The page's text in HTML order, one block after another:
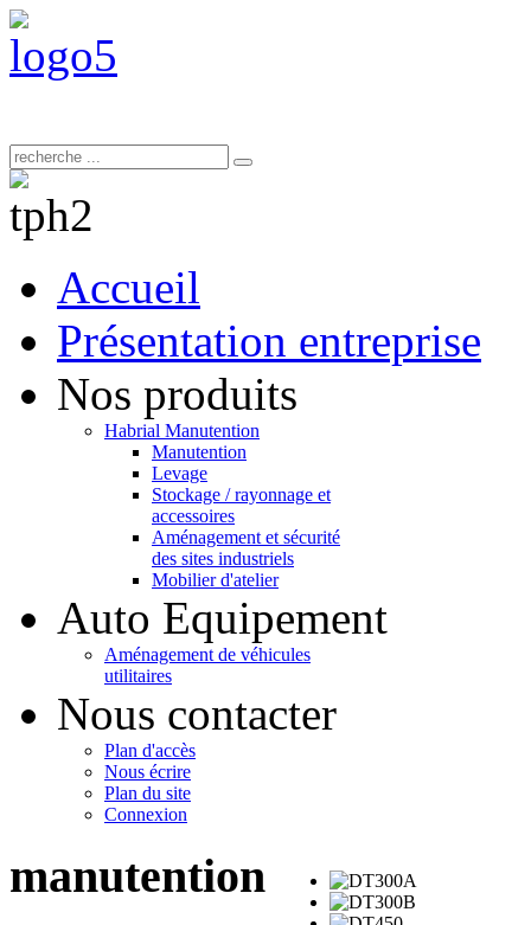
Accueil
Présentation entreprise
Nos produits
Habrial Manutention
Manutention
Levage
Stockage / rayonnage et
accessoires
Aménagement et sécurité
des sites industriels
Mobilier d'atelier
Auto Equipement
Aménagement de véhicules
utilitaires
Nous contacter
Plan d'accès
Nous écrire
Plan du site
Connexion
manutention